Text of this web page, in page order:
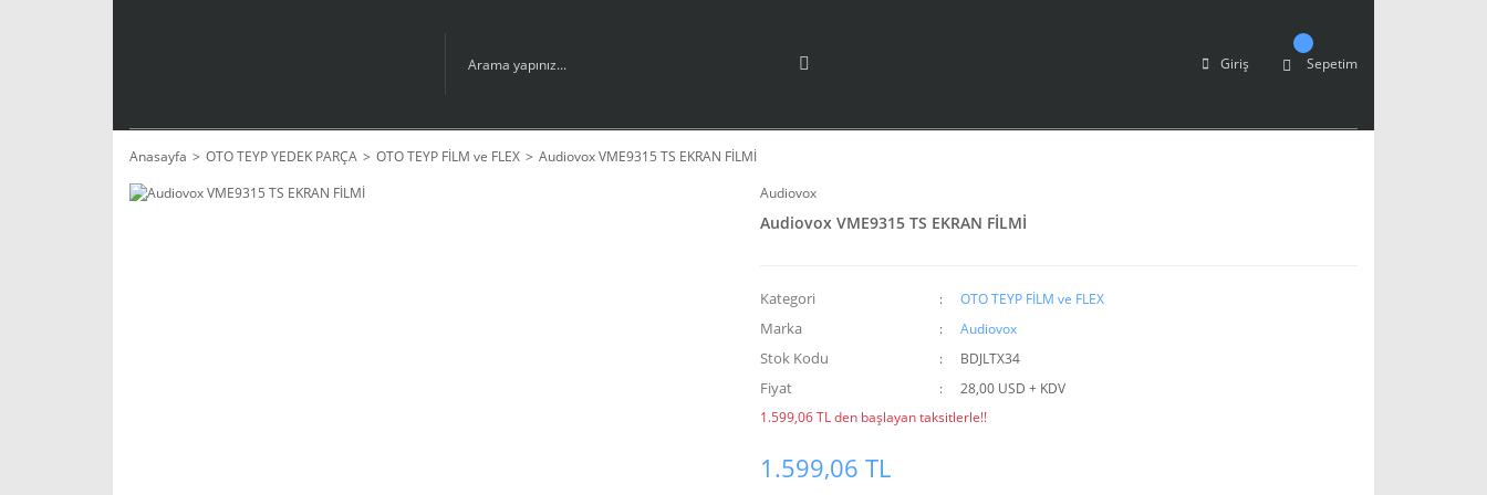
Giriş Sepetim
Anasayfa OTO TEYP YEDEK PARÇA OTO TEYP FİLM ve FLEX
Audiovox VME9315 TS EKRAN FİLMİ
Audiovox
Audiovox VME9315 TS EKRAN FİLMİ
Kategori OTO TEYP FİLM ve FLEX
Marka Audiovox
Stok Kodu BDJLTX34
Fiyat
28,00 USD + KDV
1.599,06 TL den başlayan taksitlerle!!
1.599,06 TL